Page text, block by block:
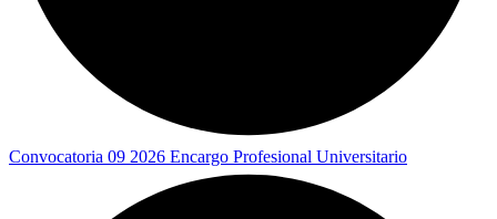
Convocatoria 09 2026 Encargo Profesional Universitario